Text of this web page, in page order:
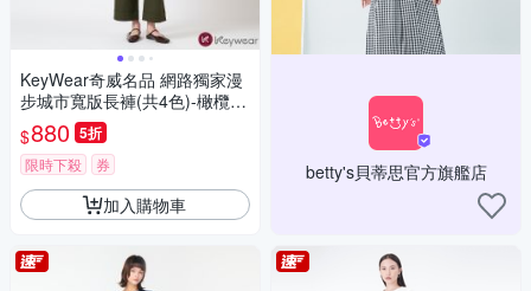
KeyWear奇威名品 網路獨家漫
步城市寬版長褲(共4色)-橄欖綠
色
$880 5折
限時下殺 券
加入購物車
betty's貝蒂思官方旗艦店